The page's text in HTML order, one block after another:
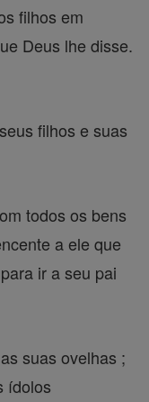
filhos em
Deus lhe disse.
filhos e suas
todos os bens
a ele que
ir a seu pai
suas ovelhas ;
ídolos